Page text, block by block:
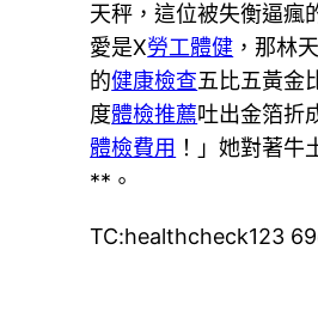
天秤，這位被失衡逼瘋
愛是X勞工體健 ，那林
的健康檢查五比五黃金
度體檢推薦吐出金箔折
體檢費用 ！」她對著
**。
TC:healthcheck123